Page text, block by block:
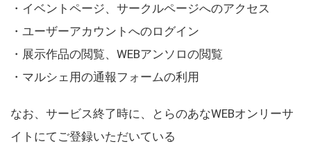
・イベントページ、サークルページへのアクセス
・ユーザーアカウントへのログイン
・展示作品の閲覧、WEBアンソロの閲覧
・マルシェ用の通報フォームの利用
なお、サービス終了時に、とらのあなWEBオンリーサ
イトにてご登録いただいている